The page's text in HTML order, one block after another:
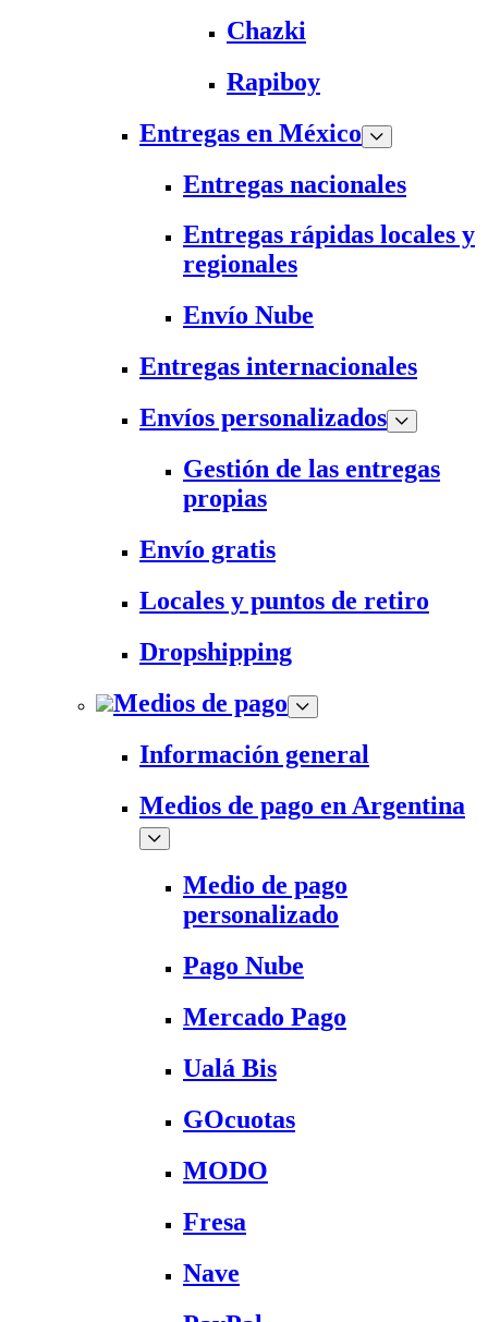
Chazki
Rapiboy
Entregas en México
Entregas nacionales
Entregas rápidas locales y
regionales
Envío Nube
Entregas internacionales
Envíos personalizados
Gestión de las entregas
propias
Envío gratis
Locales y puntos de retiro
Dropshipping
Medios de pago
Información general
Medios de pago en Argentina
Medio de pago
personalizado
Pago Nube
Mercado Pago
Ualá Bis
GOcuotas
MODO
Fresa
Nave